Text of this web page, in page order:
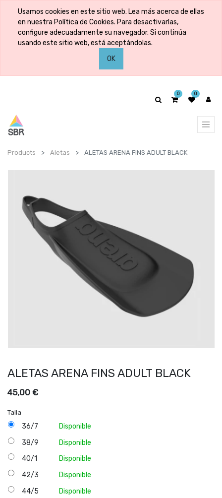
Usamos cookies en este sitio web. Lea más acerca de ellas
en nuestra Política de Cookies. Para desactivarlas,
configure adecuadamente su navegador. Si continúa
usando este sitio web, está aceptándolas.
OK
0 0
Products Aletas ALETAS ARENA FINS ADULT BLACK
ALETAS ARENA FINS ADULT BLACK
45,00 €
Talla
36/7
Disponible
38/9
Disponible
40/1
Disponible
42/3
Disponible
44/5
Disponible